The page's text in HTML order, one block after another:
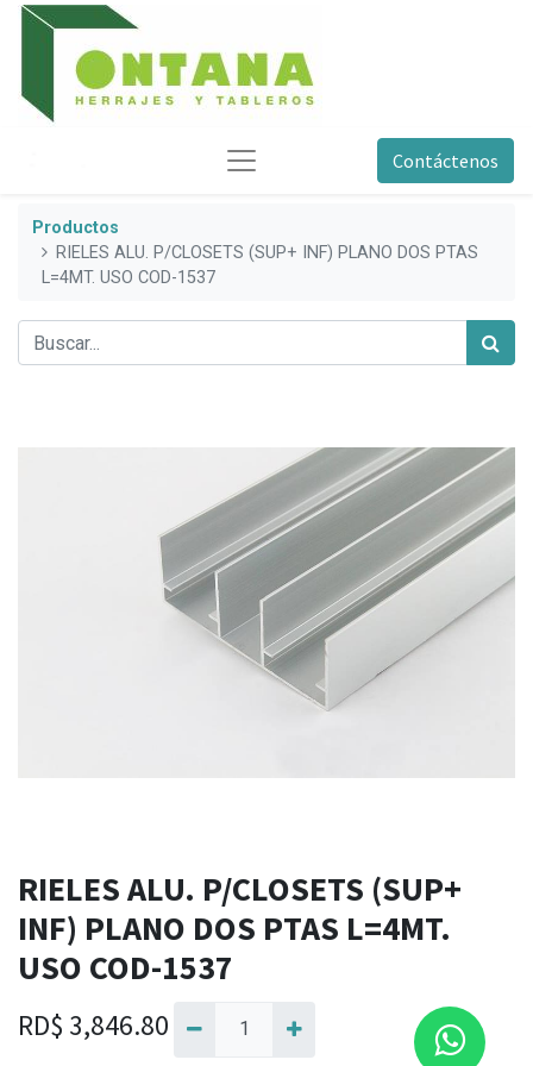
Contáctenos
Productos
RIELES ALU. P/CLOSETS (SUP+ INF) PLANO DOS PTAS
L=4MT. USO COD-1537
RIELES ALU. P/CLOSETS (SUP+
INF) PLANO DOS PTAS L=4MT.
USO COD-1537
RD$ 3,846.80